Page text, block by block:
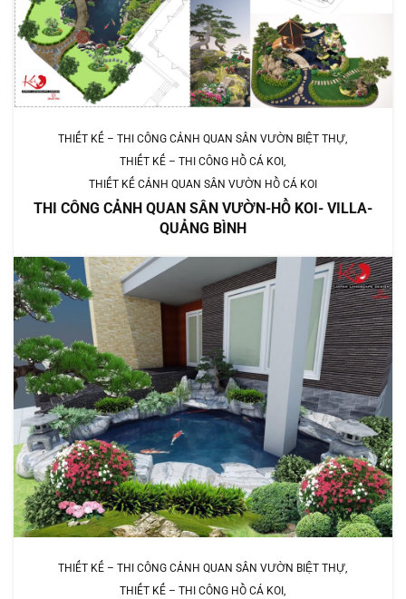
THIẾT KẾ – THI CÔNG CẢNH QUAN SÂN VƯỜN BIỆT THỰ
THIẾT KẾ – THI CÔNG HỒ CÁ KOI
THIẾT KẾ CẢNH QUAN SÂN VƯỜN HỒ CÁ KOI
THI CÔNG CẢNH QUAN SÂN VƯỜN-HỒ KOI- VILLA-
QUẢNG BÌNH
THIẾT KẾ – THI CÔNG CẢNH QUAN SÂN VƯỜN BIỆT THỰ
THIẾT KẾ – THI CÔNG HỒ CÁ KOI